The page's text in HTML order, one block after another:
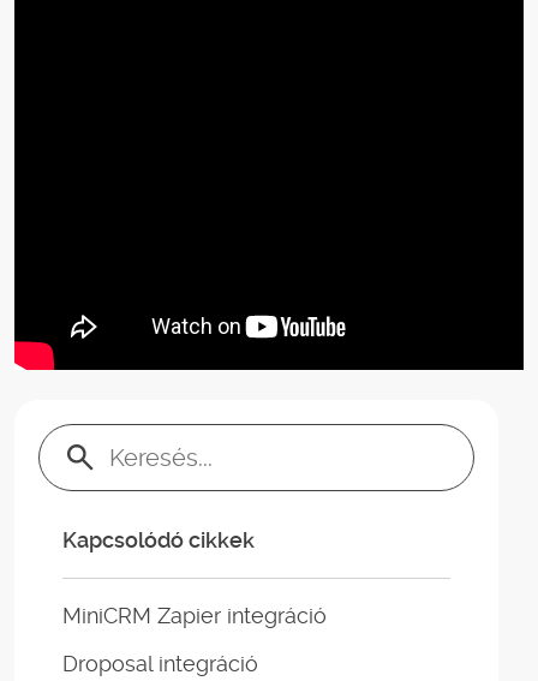
Keresés:
Kapcsolódó cikkek
MiniCRM Zapier integráció
Droposal integráció